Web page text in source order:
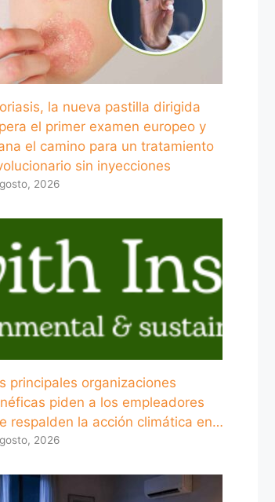
la nueva pastilla dirigida
el primer examen europeo y
el camino para un tratamiento
sin inyecciones
2026
principales organizaciones
piden a los empleadores
respalden la acción climática en…
2026